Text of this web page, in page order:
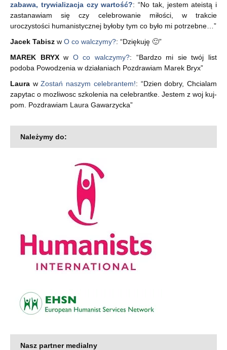
zabawa, trywializacja czy wartość?: “No tak, jestem ateistą i
zastanawiam się czy celebrowanie miłości, w trakcie
uroczystości humanistycznej byłoby tym co było mi potrzebne…”
Jacek Tabisz w O co walczymy?: “Dziękuję 🙂”
MAREK BRYXw O co walczymy?: “Bardzo mi sie twój list
podoba Powodzenia w działaniach Pozdrawiam Marek Bryx”
Laura wZostań naszym celebrantem!: “Dzien dobry, Chcialam
zapytac o mozliwosc szkolenia na celebrantke. Jestem z woj kuj-
pom. Pozdrawiam Laura Gawarzycka”
Należymy do:
Nasz partner medialny